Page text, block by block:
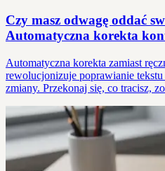
Czy masz odwagę oddać
Automatyczna korekta
Automatyczna korekta zamiast
rewolucjonizuje poprawianie
zmiany. Przekonaj się, co tracisz,